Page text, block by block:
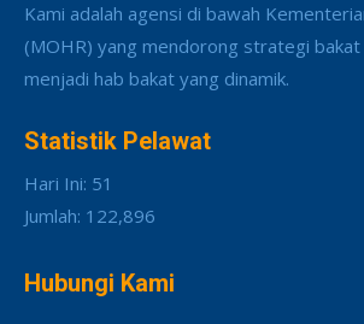
Kami adalah agensi di bawah
(MOHR) yang mendorong strategi bakat
menjadi hab bakat yang dinamik.
Statistik Pelawat
Hari Ini: 51
Jumlah: 122,896
Hubungi Kami